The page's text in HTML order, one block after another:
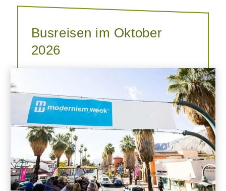
Busreisen im Oktober
2026